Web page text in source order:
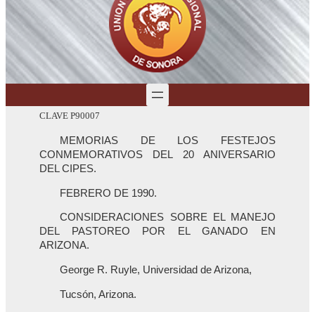
CLAVE P90007
MEMORIAS DE LOS FESTEJOS
CONMEMORATIVOS DEL 20 ANIVERSARIO
DEL CIPES.
FEBRERO DE 1990.
CONSIDERACIONES SOBRE EL MANEJO
DEL PASTOREO POR EL GANADO EN
ARIZONA.
George R. Ruyle, Universidad de Arizona,
Tucsón, Arizona.